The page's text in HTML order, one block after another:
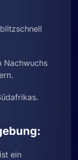
Nachwuchs
ein